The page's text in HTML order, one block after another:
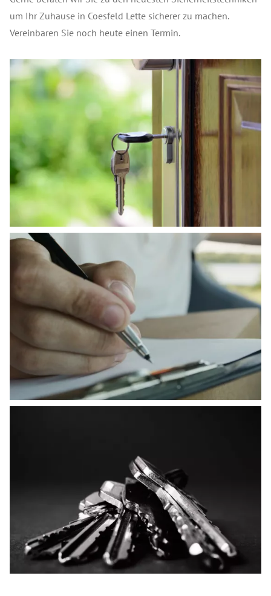
um Ihr Zuhause in Coesfeld Lette sicherer zu machen.
Vereinbaren Sie noch heute einen Termin.